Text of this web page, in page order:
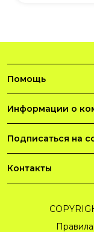
Помощь
Информации о
Подписаться на
Контакты